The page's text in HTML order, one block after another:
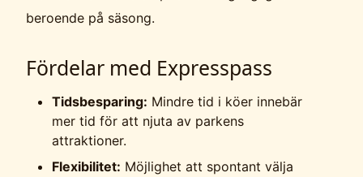
beroende på säsong.
Fördelar med Expresspass
Tidsbesparing: Mindre tid i köer innebär
mer tid för att njuta av parkens
attraktioner.
Flexibilitet: Möjlighet att spontant välja